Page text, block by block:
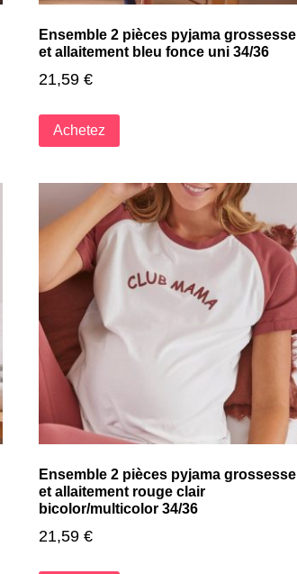
Ensemble 2 pièces pyjama grossesse
et allaitement bleu fonce uni 34/36
21,59 €
Achetez
Ensemble 2 pièces pyjama grossesse
et allaitement rouge clair
bicolor/multicolor 34/36
21,59 €